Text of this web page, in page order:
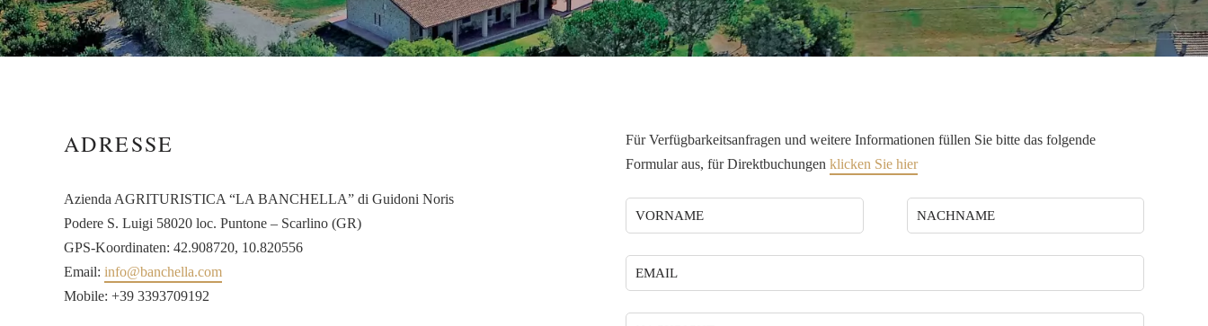
ADRESSE
Azienda AGRITURISTICA “LA BANCHELLA” di Guidoni Noris
Podere S. Luigi 58020 loc. Puntone – Scarlino (GR)
GPS-Koordinaten: 42.908720, 10.820556
Email: info@banchella.com
Mobile: +39 3393709192
Für Verfügbarkeitsanfragen und weitere Informationen füllen Sie bitte das folgende
Formular aus, für Direktbuchungen klicken Sie hier